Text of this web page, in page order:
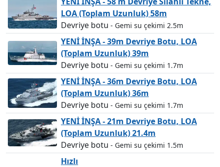
LOA (Toplam Uzunluk) 58m
Devriye botu - Gemi su çekimi 2.5m
YENİ İNŞA - 39m Devriye Botu, LOA
(Toplam Uzunluk) 39m
Devriye botu - Gemi su çekimi 1.7m
YENİ İNŞA - 36m Devriye Botu, LOA
(Toplam Uzunluk) 36m
Devriye botu - Gemi su çekimi 1.7m
YENİ İNŞA - 21m Devriye Botu, LOA
(Toplam Uzunluk) 21.4m
Devriye botu - Gemi su çekimi 1.5m
Hızlı